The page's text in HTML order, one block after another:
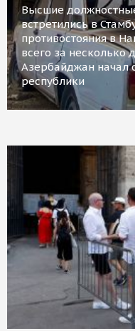
Высшие
встретились в
противостояния в
всего за несколько
Азербайджан начал
республики